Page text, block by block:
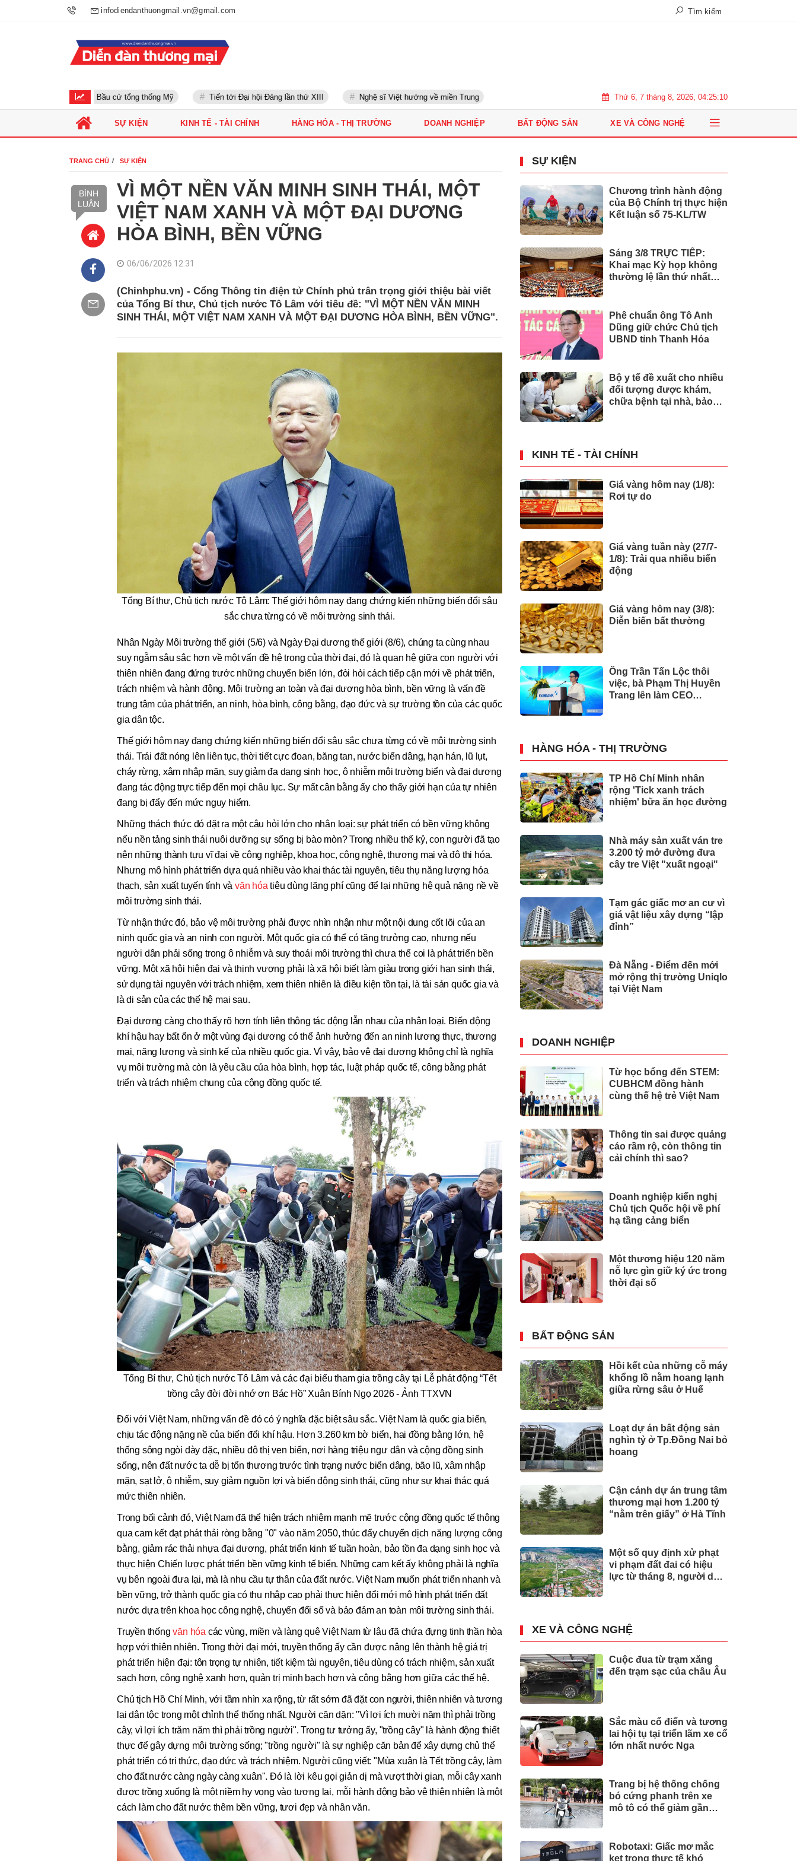
infodiendanthuongmail.vn@gmail.com Tìm kiếm
Bầu cử tổng thống Mỹ Tiến tới Đại hội Đảng lần thứ XIII Nghệ sĩ Việt hướng về miền Trung Thứ 6, 7 tháng 8, 2026, 04:25:11
SỰ KIỆN KINH TẾ - TÀI CHÍNH HÀNG HÓA - THỊ TRƯỜNG DOANH NGHIỆP BẤT ĐỘNG SẢN XE VÀ CÔNG NGHỆ
TRANG CHỦ SỰ KIỆN
BÌNH
LUẬN
VÌ MỘT NỀN VĂN MINH SINH THÁI, MỘT
VIỆT NAM XANH VÀ MỘT ĐẠI DƯƠNG
HÒA BÌNH, BỀN VỮNG
06/06/2026 12:31
(Chinhphu.vn) - Cổng Thông tin điện tử Chính phủ trân trọng giới thiệu bài viết
của Tổng Bí thư, Chủ tịch nước Tô Lâm với tiêu đề: "VÌ MỘT NỀN VĂN MINH
SINH THÁI, MỘT VIỆT NAM XANH VÀ MỘT ĐẠI DƯƠNG HÒA BÌNH, BỀN VỮNG".
Tổng Bí thư, Chủ tịch nước Tô Lâm: Thế giới hôm nay đang chứng kiến những biến đổi sâu
sắc chưa từng có về môi trường sinh thái.
Nhân Ngày Môi trường thế giới (5/6) và Ngày Đại dương thế giới (8/6), chúng ta cùng nhau
suy ngẫm sâu sắc hơn về một vấn đề hệ trọng của thời đại, đó là quan hệ giữa con người với
thiên nhiên đang đứng trước những chuyển biến lớn, đòi hỏi cách tiếp cận mới về phát triển,
trách nhiệm và hành động. Môi trường an toàn và đại dương hòa bình, bền vững là vấn đề
trung tâm của phát triển, an ninh, hòa bình, công bằng, đạo đức và sự trường tồn của các quốc
gia dân tộc.
Thế giới hôm nay đang chứng kiến những biến đổi sâu sắc chưa từng có về môi trường sinh
thái. Trái đất nóng lên liên tục, thời tiết cực đoan, băng tan, nước biển dâng, hạn hán, lũ lụt,
cháy rừng, xâm nhập mặn, suy giảm đa dạng sinh học, ô nhiễm môi trường biển và đại dương
đang tác động trực tiếp đến mọi châu lục. Sự mất cân bằng ấy cho thấy giới hạn của tự nhiên
đang bị đẩy đến mức nguy hiểm.
Những thách thức đó đặt ra một câu hỏi lớn cho nhân loại: sự phát triển có bền vững không
nếu nền tảng sinh thái nuôi dưỡng sự sống bị bào mòn? Trong nhiều thế kỷ, con người đã tạo
nên những thành tựu vĩ đại về công nghiệp, khoa học, công nghệ, thương mại và đô thị hóa.
Nhưng mô hình phát triển dựa quá nhiều vào khai thác tài nguyên, tiêu thụ năng lượng hóa
thạch, sản xuất tuyến tính vàvăn hóa tiêu dùng lãng phí cũng để lại những hệ quả nặng nề về
môi trường sinh thái.
Từ nhận thức đó, bảo vệ môi trường phải được nhìn nhận như một nội dung cốt lõi của an
ninh quốc gia và an ninh con người. Một quốc gia có thể có tăng trưởng cao, nhưng nếu
người dân phải sống trong ô nhiễm và suy thoái môi trường thì chưa thể coi là phát triển bền
vững. Một xã hội hiện đại và thịnh vượng phải là xã hội biết làm giàu trong giới hạn sinh thái,
sử dụng tài nguyên với trách nhiệm, xem thiên nhiên là điều kiện tồn tại, là tài sản quốc gia và
là di sản của các thế hệ mai sau.
Đại dương càng cho thấy rõ hơn tính liên thông tác động lẫn nhau của nhân loại. Biến động
khí hậu hay bất ổn ở một vùng đại dương có thể ảnh hưởng đến an ninh lương thực, thương
mại, năng lượng và sinh kế của nhiều quốc gia. Vì vậy, bảo vệ đại dương không chỉ là nghĩa
vụ môi trường mà còn là yêu cầu của hòa bình, hợp tác, luật pháp quốc tế, công bằng phát
triển và trách nhiệm chung của cộng đồng quốc tế.
Tổng Bí thư, Chủ tịch nước Tô Lâm và các đại biểu tham gia trồng cây tại Lễ phát động “Tết
trồng cây đời đời nhớ ơn Bác Hồ” Xuân Bính Ngọ 2026 - Ảnh TTXVN
Đối với Việt Nam, những vấn đề đó có ý nghĩa đặc biệt sâu sắc. Việt Nam là quốc gia biển,
chịu tác động nặng nề của biến đổi khí hậu. Hơn 3.260 km bờ biển, hai đồng bằng lớn, hệ
thống sông ngòi dày đặc, nhiều đô thị ven biển, nơi hàng triệu ngư dân và cộng đồng sinh
sống, nên đất nước ta dễ bị tổn thương trước tình trạng nước biển dâng, bão lũ, xâm nhập
mặn, sạt lở, ô nhiễm, suy giảm nguồn lợi và biến động sinh thái, cũng như sự khai thác quá
mức thiên nhiên.
Trong bối cảnh đó, Việt Nam đã thể hiện trách nhiệm mạnh mẽ trước cộng đồng quốc tế thông
qua cam kết đạt phát thải ròng bằng "0" vào năm 2050, thúc đẩy chuyển dịch năng lượng công
bằng, giảm rác thải nhựa đại dương, phát triển kinh tế tuần hoàn, bảo tồn đa dạng sinh học và
thực hiện Chiến lược phát triển bền vững kinh tế biển. Những cam kết ấy không phải là nghĩa
vụ bên ngoài đưa lại, mà là nhu cầu tự thân của đất nước. Việt Nam muốn phát triển nhanh và
bền vững, trở thành quốc gia có thu nhập cao phải thực hiện đổi mới mô hình phát triển đất
nước dựa trên khoa học công nghệ, chuyển đổi số và bảo đảm an toàn môi trường sinh thái.
Truyền thốngvăn hóa các vùng, miền và làng quê Việt Nam từ lâu đã chứa đựng tinh thần hòa
hợp với thiên nhiên. Trong thời đại mới, truyền thống ấy cần được nâng lên thành hệ giá trị
phát triển hiện đại: tôn trọng tự nhiên, tiết kiệm tài nguyên, tiêu dùng có trách nhiệm, sản xuất
sạch hơn, công nghệ xanh hơn, quản trị minh bạch hơn và công bằng hơn giữa các thế hệ.
Chủ tịch Hồ Chí Minh, với tầm nhìn xa rộng, từ rất sớm đã đặt con người, thiên nhiên và tương
lai dân tộc trong một chỉnh thể thống nhất. Người căn dặn: "Vì lợi ích mười năm thì phải trồng
cây, vì lợi ích trăm năm thì phải trồng người". Trong tư tưởng ấy, "trồng cây" là hành động thiết
thực để gây dựng môi trường sống; "trồng người" là sự nghiệp căn bản để xây dựng chủ thể
phát triển có tri thức, đạo đức và trách nhiệm. Người cũng viết: "Mùa xuân là Tết trồng cây, làm
cho đất nước càng ngày càng xuân". Đó là lời kêu gọi giản dị mà vượt thời gian, mỗi cây xanh
được trồng xuống là một niềm hy vọng vào tương lai, mỗi hành động bảo vệ thiên nhiên là một
cách làm cho đất nước thêm bền vững, tươi đẹp và nhân văn.
SỰ KIỆN
Chương trình hành động
của Bộ Chính trị thực hiện
Kết luận số 75-KL/TW
Sáng 3/8 TRỰC TIẾP:
Khai mạc Kỳ họp không
thường lệ lần thứ nhất
Phê chuẩn ông Tô Anh
Dũng giữ chức Chủ tịch
UBND tỉnh Thanh Hóa
Bộ y tế đề xuất cho nhiều
đối tượng được khám,
chữa bệnh tại nhà, bảo
KINH TẾ - TÀI CHÍNH
Giá vàng hôm nay (1/8):
Rơi tự do
Giá vàng tuần này (27/7-
1/8): Trải qua nhiều biến
động
Giá vàng hôm nay (3/8):
Diễn biến bất thường
Ông Trần Tấn Lộc thôi
việc, bà Phạm Thị Huyền
Trang lên làm CEO
HÀNG HÓA - THỊ TRƯỜNG
TP Hồ Chí Minh nhân
rộng 'Tick xanh trách
nhiệm' bữa ăn học đường
Nhà máy sản xuất ván tre
3.200 tỷ mở đường đưa
cây tre Việt "xuất ngoại"
Tạm gác giấc mơ an cư vì
giá vật liệu xây dựng “lập
đỉnh”
Đà Nẵng - Điểm đến mới
mở rộng thị trường Uniqlo
tại Việt Nam
DOANH NGHIỆP
Từ học bổng đến STEM:
CUBHCM đồng hành
cùng thế hệ trẻ Việt Nam
Thông tin sai được quảng
cáo rầm rộ, còn thông tin
cải chính thì sao?
Doanh nghiệp kiến nghị
Chủ tịch Quốc hội về phí
hạ tầng cảng biển
Một thương hiệu 120 năm
nỗ lực gìn giữ ký ức trong
thời đại số
BẤT ĐỘNG SẢN
Hồi kết của những cỗ máy
khổng lồ nằm hoang lạnh
giữa rừng sâu ở Huế
Loạt dự án bất động sản
nghìn tỷ ở Tp.Đồng Nai bỏ
hoang
Cận cảnh dự án trung tâm
thương mại hơn 1.200 tỷ
“nằm trên giấy” ở Hà Tĩnh
Một số quy định xử phạt
vi phạm đất đai có hiệu
lực từ tháng 8, người dân
XE VÀ CÔNG NGHỆ
Cuộc đua từ trạm xăng
đến trạm sạc của châu Âu
Sắc màu cổ điển và tương
lai hội tụ tại triển lãm xe cổ
lớn nhất nước Nga
Trang bị hệ thống chống
bó cứng phanh trên xe
mô tô có thể giảm gần
Robotaxi: Giấc mơ mắc
kẹt trong thực tế khó